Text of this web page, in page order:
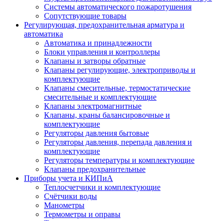
Системы автоматического пожаротушения
Сопутствующие товары
Регулирующая, предохранительная арматура и
автоматика
Автоматика и принадлежности
Блоки управления и контроллеры
Клапаны и затворы обратные
Клапаны регулирующие, электроприводы и
комплектующие
Клапаны смесительные, термостатические
смесительные и комплектующие
Клапаны электромагнитные
Клапаны, краны балансировочные и
комплектующие
Регуляторы давления бытовые
Регуляторы давления, перепада давления и
комплектующие
Регуляторы температуры и комплектующие
Клапаны предохранительные
Приборы учета и КИПиА
Теплосчетчики и комплектующие
Счётчики воды
Манометры
Термометры и оправы